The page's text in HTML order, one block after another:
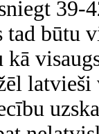
39-
tad būtu
kā
latvieši